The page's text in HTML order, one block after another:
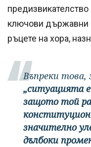
ключови държавни
ръцете на хора,
Въпреки това,
„ситуацията
защото той
значително
дълбоки